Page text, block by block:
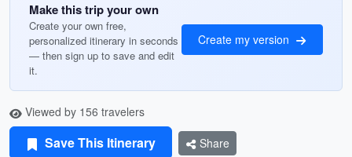
Make this trip your own
Create your own free,
personalized itinerary in seconds
— then sign up to save and edit
it.
Create my version
Viewed by 156 travelers
Save This Itinerary Share